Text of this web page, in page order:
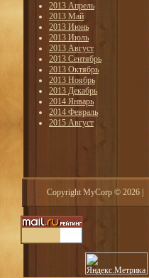
2013 Апрель
2013 Май
2013 Июнь
2013 Июль
2013 Август
2013 Сентябрь
2013 Октябрь
2013 Ноябрь
2013 Декабрь
2014 Январь
2014 Февраль
2015 Август
Copyright MyCorp © 2026